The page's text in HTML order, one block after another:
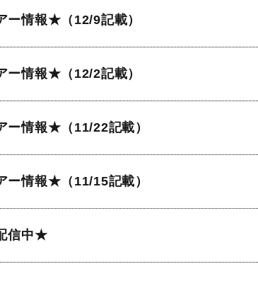
ー情報★（12/9記載）
ー情報★（12/2記載）
情報★（11/22記載）
情報★（11/15記載）
信中★